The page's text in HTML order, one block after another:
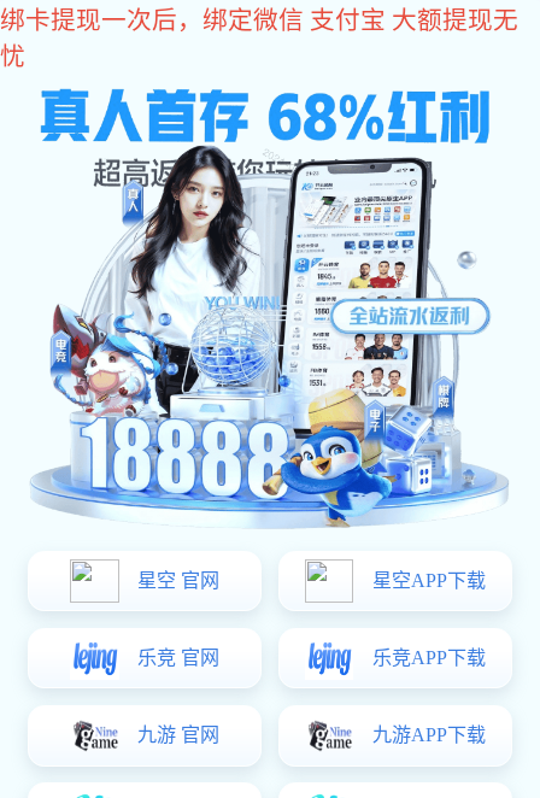
亿万28 400-618-1990
综保方案设计分析软件 WILS